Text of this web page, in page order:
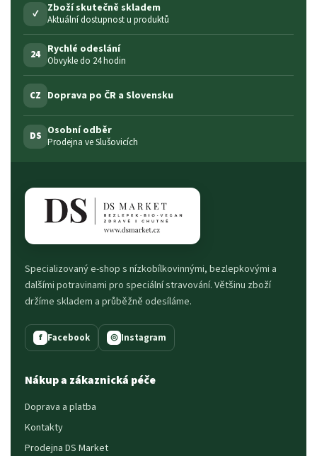
✓ Zboží skutečně skladem
Aktuální dostupnost u produktů
24 Rychlé odeslání
Obvykle do 24 hodin
CZ Doprava po ČR a Slovensku
DS Osobní odběr
Prodejna ve Slušovicích
Specializovaný e-shop s nízkobílkovinnými, bezlepkovými a
dalšími potravinami pro speciální stravování. Většinu zboží
držíme skladem a průběžně odesíláme.
f Facebook ◎ Instagram
Nákup a zákaznická péče
Doprava a platba
Kontakty
Prodejna DS Market